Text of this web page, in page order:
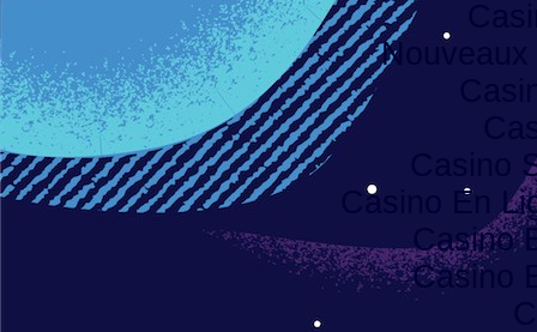
Casino
Casino En
Casino
Casino